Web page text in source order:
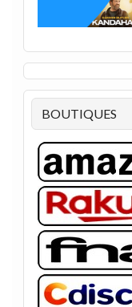
BOUTIQUES